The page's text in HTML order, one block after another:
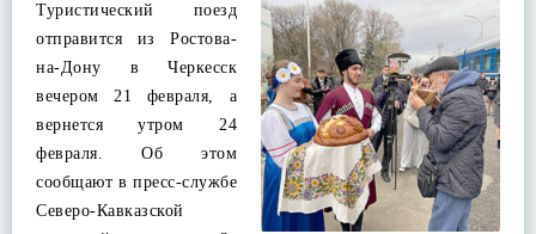
Туристический поезд
отправится из Ростова-
на-Дону в Черкесск
вечером 21 февраля, а
вернется утром 24
февраля. Об этом
сообщают в пресс-службе
Северо-Кавказской